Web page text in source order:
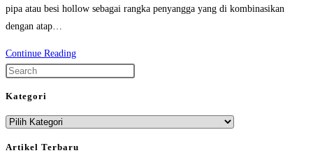
pipa atau besi hollow sebagai rangka penyangga yang di kombinasikan
dengan atap…
Continue ReadingTenda
Kategori
Kategori
Artikel Terbaru